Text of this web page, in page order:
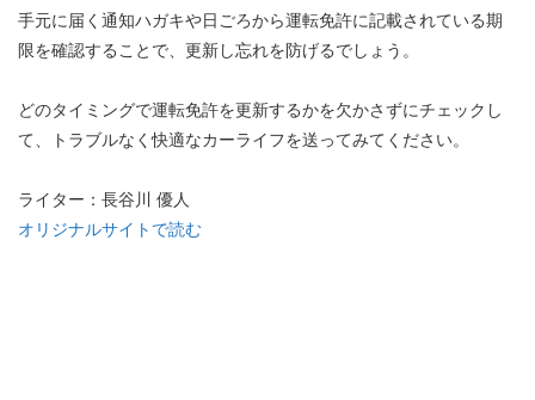
手元に届く通知ハガキや日ごろから運転免許に記載されている期
限を確認することで、更新し忘れを防げるでしょう。
どのタイミングで運転免許を更新するかを欠かさずにチェックし
て、トラブルなく快適なカーライフを送ってみてください。
ライター：長谷川 優人
オリジナルサイトで読む